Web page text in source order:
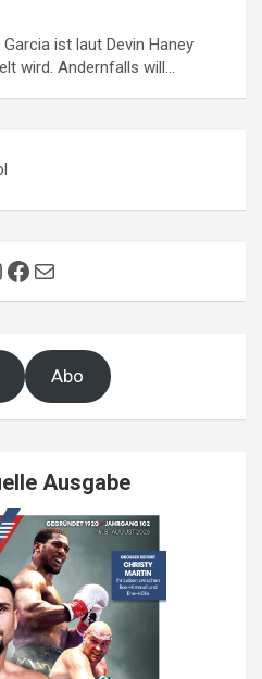
ist laut Devin Haney
wird. Andernfalls will…
Facebook
E-Mail
Abo
Ausgabe